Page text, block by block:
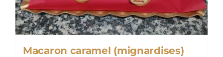
Macaron caramel (mignardises)